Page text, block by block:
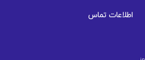
اطلاعات تماس